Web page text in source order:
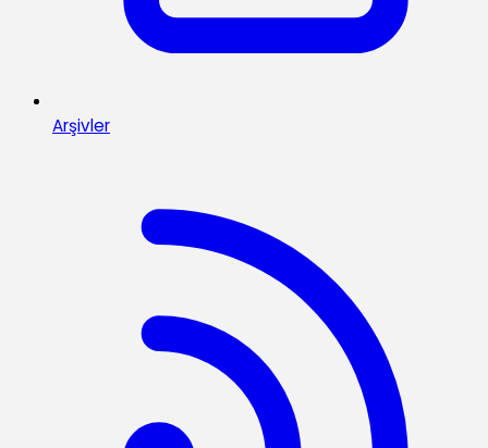
Arşivler